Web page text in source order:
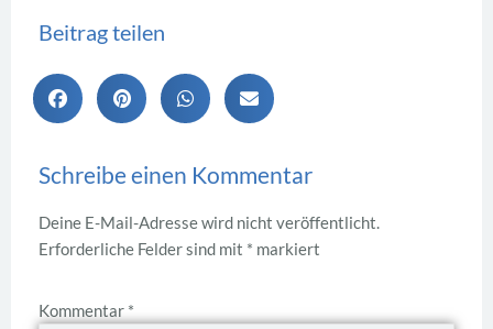
Beitrag teilen
Schreibe einen Kommentar
Deine E-Mail-Adresse wird nicht veröffentlicht.
Erforderliche Felder sind mit * markiert
Kommentar *